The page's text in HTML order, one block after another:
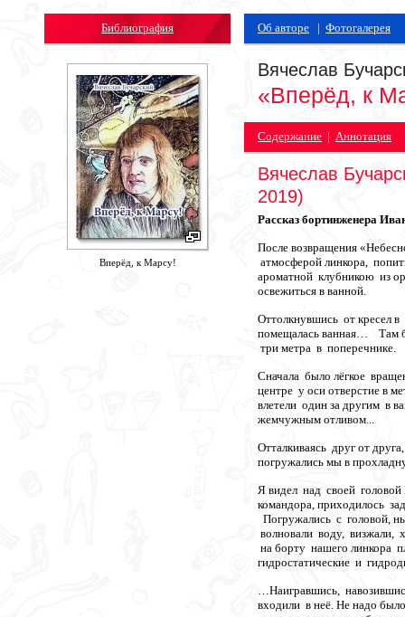
Библиография
Вперёд, к Марсу!
Об авторе | Фотогалерея
Вячеслав
«Вперёд, к
Содержание | Аннотация
Вячеслав
2019)
Рассказ бортинженера
После возвращения
атмосферой линкора,
ароматной клубникою из
освежиться в ванной.
Оттолкнувшись от кресел
помещалась ванная… Там
три метра в поперечнике.
Сначала было лёгкое
центре у оси отверстие
влетели один за другим в
жемчужным отливом...
Отталкиваясь друг от
погружались мы в
Я видел над своей
командора, приходилось
Погружались с головой,
волновали воду, визжали,
на борту нашего линкора
гидростатические и
…Наигравшись,
входили в неё. Не надо